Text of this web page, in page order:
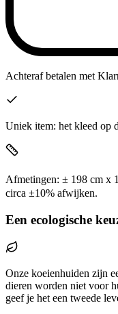
Achteraf betalen met
Uniek item: het kleed op
Afmetingen: ± 198 cm x
circa ±10% afwijken.
Een ecologische
Onze koeienhuiden zijn
dieren worden niet voor
geef je het een tweede